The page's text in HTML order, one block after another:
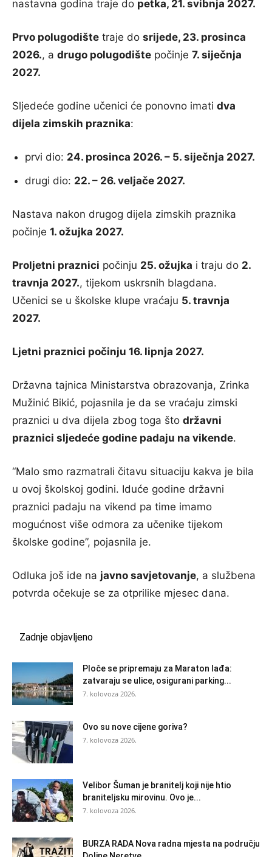
nastavna godina traje do petka, 21. svibnja 2027.
Prvo polugodište traje do srijede, 23. prosinca
2026., a drugo polugodište počinje 7. siječnja
2027.
Sljedeće godine učenici će ponovno imati dva
dijela zimskih praznika:
prvi dio: 24. prosinca 2026. – 5. siječnja 2027.
drugi dio: 22. – 26. veljače 2027.
Nastava nakon drugog dijela zimskih praznika
počinje 1. ožujka 2027.
Proljetni praznici počinju 25. ožujka i traju do 2.
travnja 2027., tijekom uskrsnih blagdana.
Učenici se u školske klupe vraćaju 5. travnja
2027.
Ljetni praznici počinju 16. lipnja 2027.
Državna tajnica Ministarstva obrazovanja, Zrinka
Mužinić Bikić, pojasnila je da se vraćaju zimski
praznici u dva dijela zbog toga što državni
praznici sljedeće godine padaju na vikende.
“Malo smo razmatrali čitavu situaciju kakva je bila
u ovoj školskoj godini. Iduće godine državni
praznici padaju na vikend pa time imamo
mogućnost više odmora za učenike tijekom
školske godine”, pojasnila je.
Odluka još ide na javno savjetovanje, a službena
potvrda očekuje se za otprilike mjesec dana.
Zadnje objavljeno
Ploče se pripremaju za Maraton lađa:
zatvaraju se ulice, osigurani parking...
7. kolovoza 2026.
Ovo su nove cijene goriva?
7. kolovoza 2026.
Velibor Šuman je branitelj koji nije htio
braniteljsku mirovinu. Ovo je...
7. kolovoza 2026.
BURZA RADA Nova radna mjesta na području